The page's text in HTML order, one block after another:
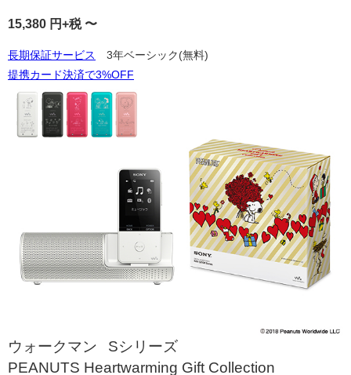
15,380 円+税 〜
長期保証サービス
3年ベーシック(無料)
提携カード決済で3%OFF
ウォークマン
Sシリーズ
PEANUTS Heartwarming Gift Collection